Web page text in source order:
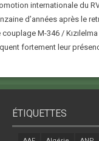
internationale du
d’années après le
M-346 / Kızılelma
fortement leur
ÉTIQUETTES